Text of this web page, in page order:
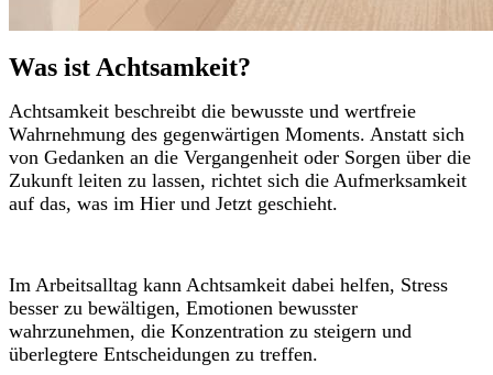
Was ist Achtsamkeit?
Achtsamkeit beschreibt die bewusste und wertfreie
Wahrnehmung des gegenwärtigen Moments. Anstatt sich
von Gedanken an die Vergangenheit oder Sorgen über die
Zukunft leiten zu lassen, richtet sich die Aufmerksamkeit
auf das, was im Hier und Jetzt geschieht.
Im Arbeitsalltag kann Achtsamkeit dabei helfen, Stress
besser zu bewältigen, Emotionen bewusster
wahrzunehmen, die Konzentration zu steigern und
überlegtere Entscheidungen zu treffen.